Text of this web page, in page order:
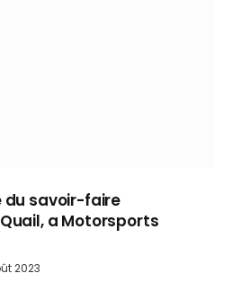
du savoir-faire
a Motorsports
2023